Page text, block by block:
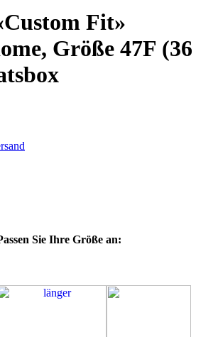
Fit»
Größe 47F (36
Sie Ihre Größe an: